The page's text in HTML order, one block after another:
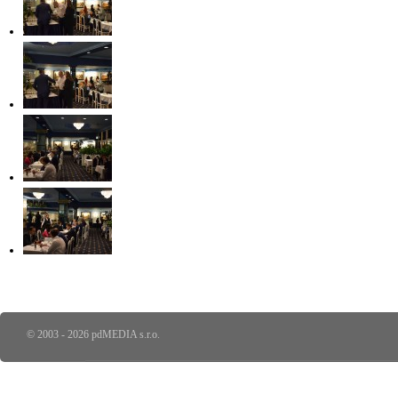
© 2003 - 2026 pdMEDIA s.r.o.